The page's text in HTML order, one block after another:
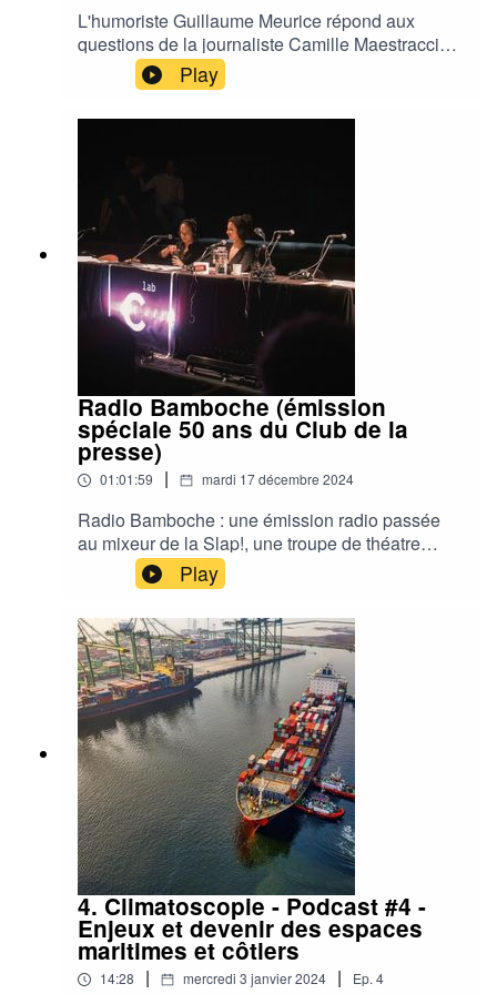
Production : Club de la presse de Bretagne.
Enregistrement de la rencontre : Micro-sillons - Jeanne
L'humoriste Guillaume Meurice répond aux
questions de la journaliste Camille Maestracci
devant le public de la Maison Bleue à Rennes.
Une rencontre organisée le mercredi 2 octobre
2024, dans le cadre du festival "Raconter hier
Play
Radio Bamboche (émission
spéciale 50 ans du Club de la
presse)
01:01:59 | mardi 17 décembre 2024
Radio Bamboche : une émission radio passée
au mixeur de la Slap!, une troupe de théatre
d'impro, en public à la salle de la Cité et en direct
sur C-Lab (88.4FM).Invité•es : Fabienne Sintès
(Journaliste et productrice à France Inter) et
Benoit Hamon (Directeur général de Singa
Global)Avec la complicité du duo drags Freak
Adelfe et Marie Babette.
Play
4. Climatoscopie - Podcast #4 -
Enjeux et devenir des espaces
maritimes et côtiers
14:28 | mercredi 3 janvier 2024 | Ep. 4